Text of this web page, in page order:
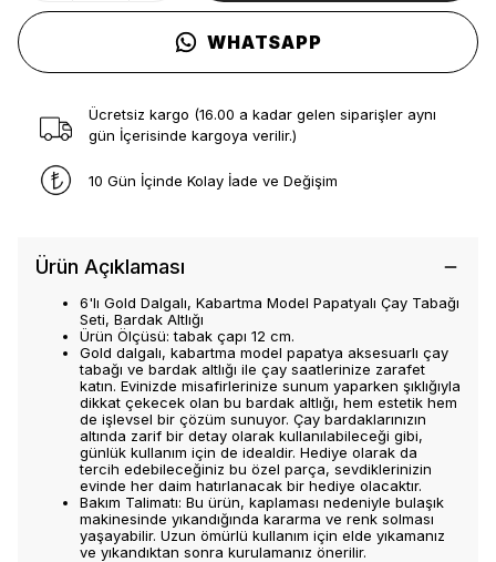
WHATSAPP
Ücretsiz kargo (16.00 a kadar gelen siparişler aynı
gün İçerisinde kargoya verilir.)
10 Gün İçinde Kolay İade ve Değişim
Ürün Açıklaması
6'lı Gold Dalgalı, Kabartma Model Papatyalı Çay Tabağı
Seti, Bardak Altlığı
Ürün Ölçüsü: tabak çapı 12 cm.
Gold dalgalı, kabartma model papatya aksesuarlı çay
tabağı ve bardak altlığı ile çay saatlerinize zarafet
katın. Evinizde misafirlerinize sunum yaparken şıklığıyla
dikkat çekecek olan bu bardak altlığı, hem estetik hem
de işlevsel bir çözüm sunuyor. Çay bardaklarınızın
altında zarif bir detay olarak kullanılabileceği gibi,
günlük kullanım için de idealdir. Hediye olarak da
tercih edebileceğiniz bu özel parça, sevdiklerinizin
evinde her daim hatırlanacak bir hediye olacaktır.
Bakım Talimatı: Bu ürün, kaplaması nedeniyle bulaşık
makinesinde yıkandığında kararma ve renk solması
yaşayabilir. Uzun ömürlü kullanım için elde yıkamanız
ve yıkandıktan sonra kurulamanız önerilir.